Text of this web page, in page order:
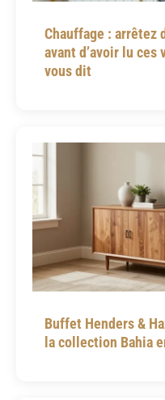
Chauffage : arrêtez
avant d’avoir lu ces
vous dit
Buffet Henders &
la collection Bahia